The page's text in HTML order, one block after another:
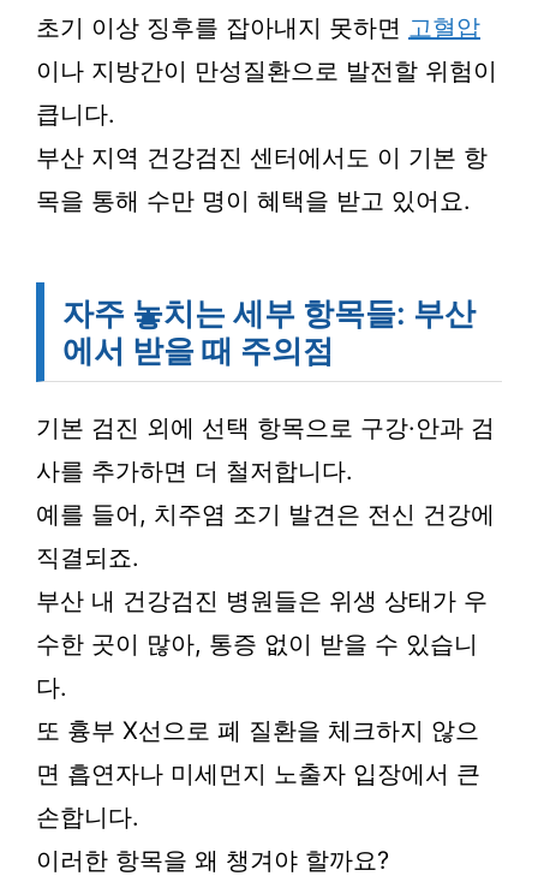
초기 이상 징후를 잡아내지 못하면 고혈압
이나 지방간이 만성질환으로 발전할 위험이
큽니다.
부산 지역 건강검진 센터에서도 이 기본 항
목을 통해 수만 명이 혜택을 받고 있어요.
자주 놓치는 세부 항목들: 부산
에서 받을 때 주의점
기본 검진 외에 선택 항목으로 구강·안과 검
사를 추가하면 더 철저합니다.
예를 들어, 치주염 조기 발견은 전신 건강에
직결되죠.
부산 내 건강검진 병원들은 위생 상태가 우
수한 곳이 많아, 통증 없이 받을 수 있습니
다.
또 흉부 X선으로 폐 질환을 체크하지 않으
면 흡연자나 미세먼지 노출자 입장에서 큰
손합니다.
이러한 항목을 왜 챙겨야 할까요?